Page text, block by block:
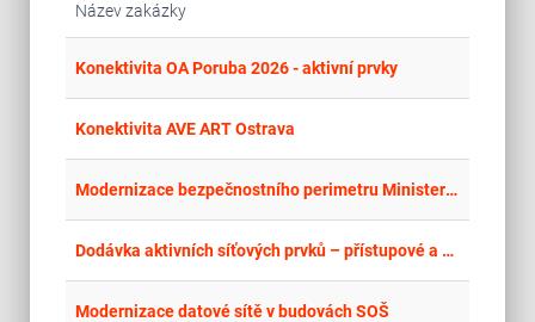
Název zakázky
Konektivita OA Poruba 2026 - aktivní prvky
Konektivita AVE ART Ostrava
Modernizace bezpečnostního perimetru Ministerstva financí
Dodávka aktivních síťových prvků – přístupové a centrální přepínače
Modernizace datové sítě v budovách SOŠ